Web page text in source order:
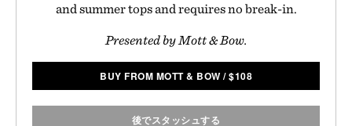
and summer tops and requires no break-in.
Presented by Mott & Bow.
BUY FROM MOTT & BOW /$108
後でスタッシュする